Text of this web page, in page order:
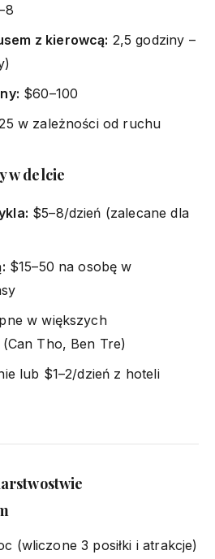
z kierowcą: 2,5 godziny –
$60–100
w zależności od ruchu
w delcie
$5–8/dzień (zalecane dla
$15–50 na osobę w
w większych
Tho, Ben Tre)
lub $1–2/dzień z hoteli
(wliczone 3 posiłki i atrakcje)